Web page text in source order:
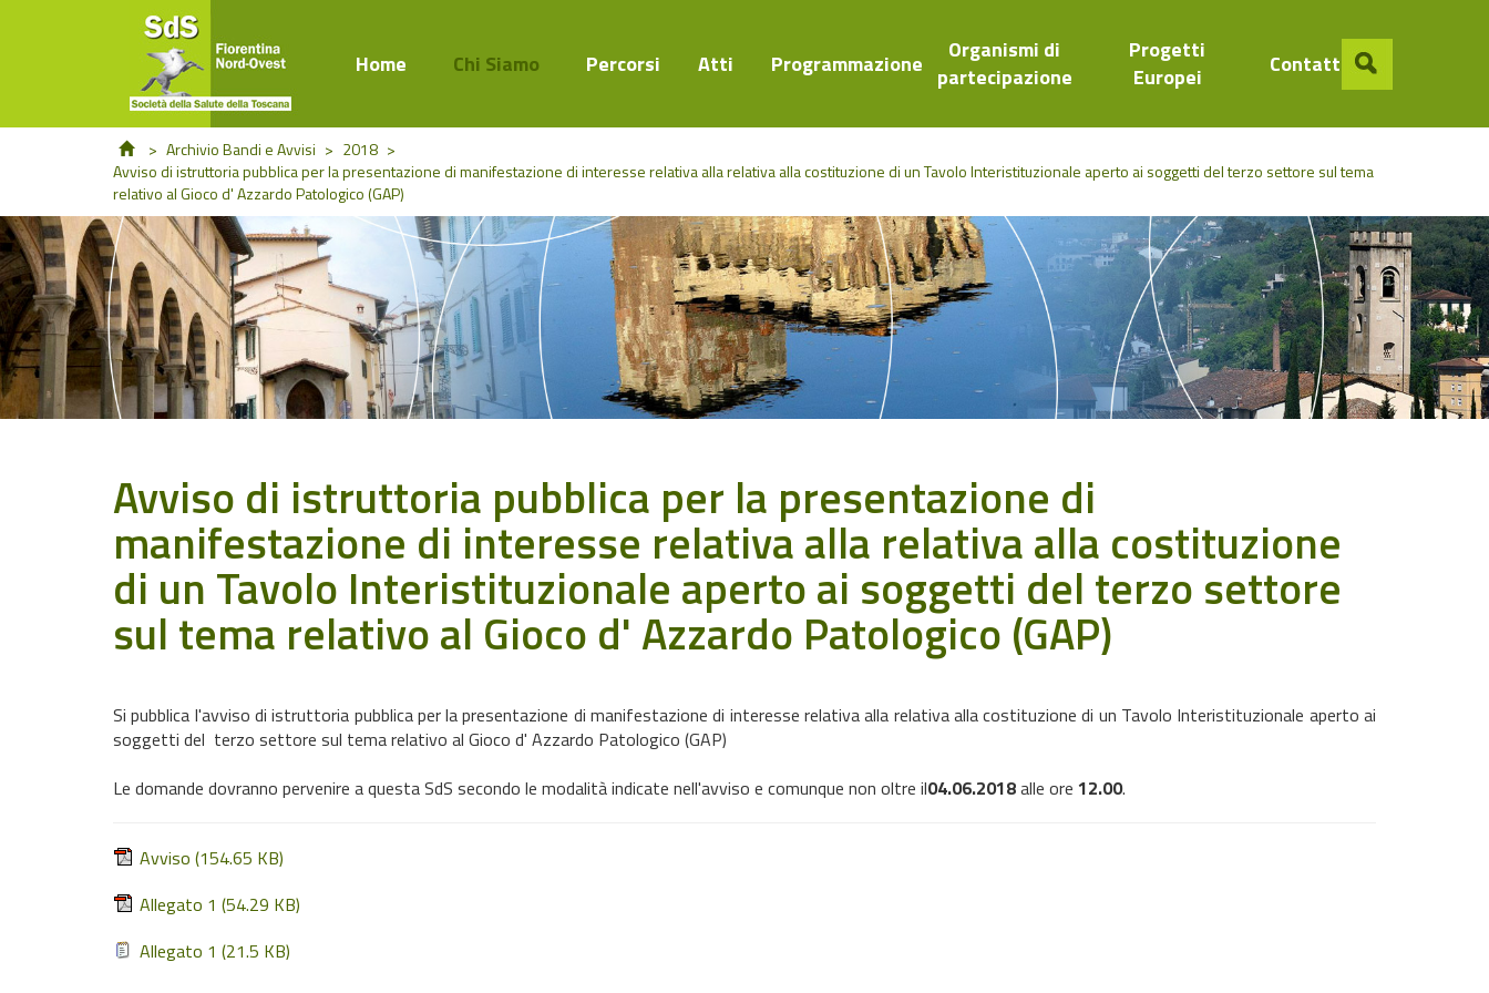
Home Chi Siamo Percorsi Atti Programmazione
Organismi di
partecipazione
Progetti
Europei
Contatti
> Archivio Bandi e Avvisi > 2018 >
Avviso di istruttoria pubblica per la presentazione di manifestazione di interesse relativa alla relativa alla costituzione di un Tavolo Interistituzionale aperto ai soggetti del terzo settore sul tema
relativo al Gioco d' Azzardo Patologico (GAP)
Avviso di istruttoria pubblica per la presentazione di
manifestazione di interesse relativa alla relativa alla costituzione
di un Tavolo Interistituzionale aperto ai soggetti del terzo settore
sul tema relativo al Gioco d' Azzardo Patologico (GAP)
Si pubblica l'avviso di istruttoria pubblica per la presentazione di manifestazione di interesse relativa alla relativa alla costituzione di un Tavolo Interistituzionale aperto ai
soggetti del terzo settore sul tema relativo al Gioco d' Azzardo Patologico (GAP)
Le domande dovranno pervenire a questa SdS secondo le modalità indicate nell'avviso e comunque non oltre il04.06.2018alle ore 12.00.
Avviso (154.65 KB)
Allegato 1 (54.29 KB)
Allegato 1 (21.5 KB)